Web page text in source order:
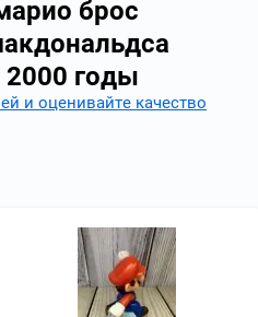
брос
годы